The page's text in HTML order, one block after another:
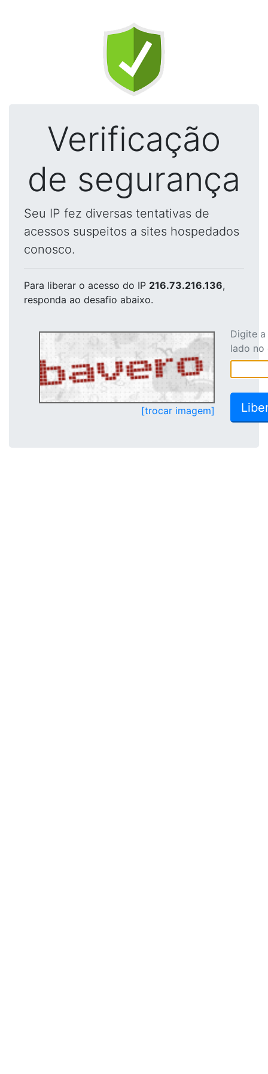
Verificação
de segurança
Seu IP fez diversas tentativas de
acessos suspeitos a sites hospedados
conosco.
Para liberar o acesso do IP 216.73.216.136,
responda ao desafio abaixo.
[trocar imagem]
Digite
lado no